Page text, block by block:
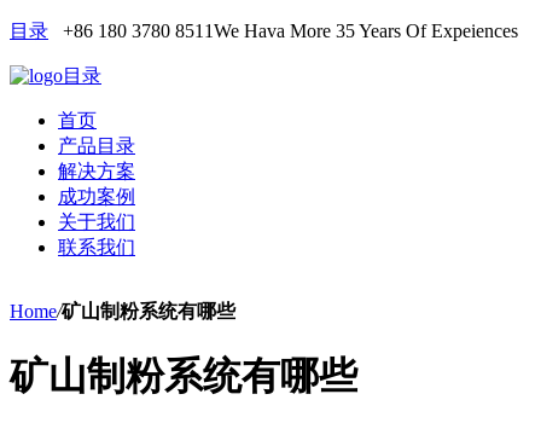
目录 +86 180 3780 8511We Hava More 35 Years Of Expeiences
目录
首页
产品目录
解决方案
成功案例
关于我们
联系我们
Home/矿山制粉系统有哪些
矿山制粉系统有哪些